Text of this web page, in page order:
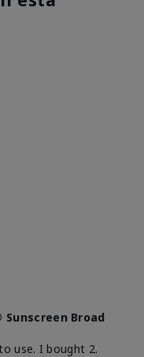
Broad
use. I bought 2.